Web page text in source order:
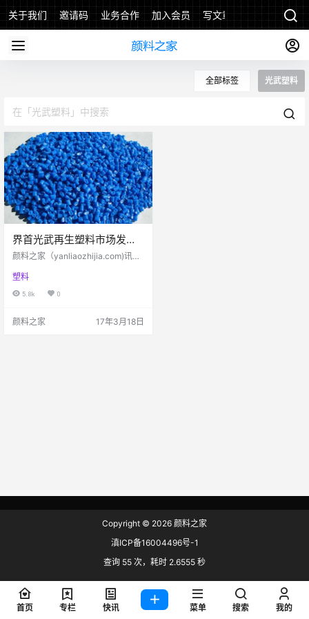
关于我们 邀请码 业务合作 加入会员 写文章
全部标签 光武塑料
界首光武再生塑料市场发展
史
颜料之家（yanliaozhijia.com)讯：
拿来换针线、洋火？谁有废旧胶
鞋、皮鞋、塑料鞋底拿来换红头
光武镇人来说，并不陌生。光武镇
塑料
5.8k 0
颜料之家 17年3月18日
Copyright © 2026 颜料之家
滇ICP备16004496号-1
查询 55 次，耗时 2.6555 秒
首页 专栏 快讯 菜单 搜索 我的